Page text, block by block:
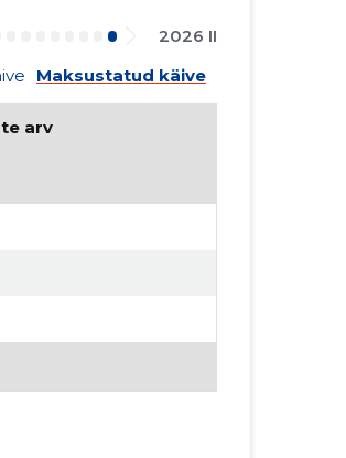
2026 II
Maksustatud käive
arv